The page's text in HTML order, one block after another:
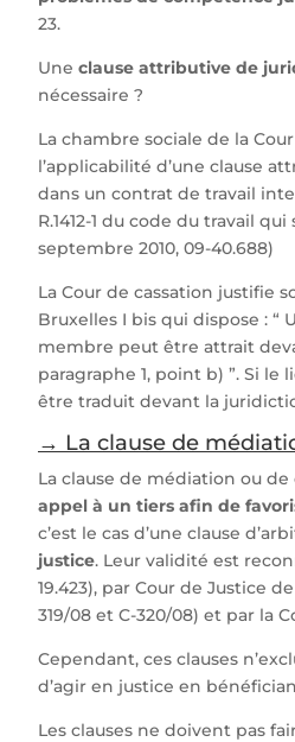
23.
Une clause attributive de
nécessaire ?
La chambre sociale de la
l’applicabilité d’une clause
dans un contrat de travail
R.1412-1 du code du travail
septembre 2010, 09-40.688)
La Cour de cassation justifie
Bruxelles I bis qui dispose : “
membre peut être attrait
paragraphe 1, point b) ”. Si
être traduit devant la
→ La clause de
La clause de médiation ou
appel à un tiers afin de
c’est le cas d’une clause
justice. Leur validité est
19.423), par Cour de Justice
319/08 et C-320/08) et par la
Cependant, ces clauses
d’agir en justice en
Les clauses ne doivent pas